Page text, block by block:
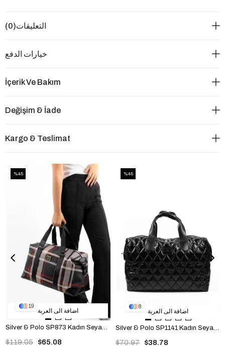
التعليقات(0)
خيارات الدفع
İçerik Ve Bakım
Değişim & İade
Kargo & Teslimat
19
Silver & Polo SP873 Kadın Seyahat Çantası Ekose B.Siyah-Siyah
$65.08
$119.05
اضافة الى العربة
%45
8
Silver & Polo SP1141 Kadın Seyahat Çantası Memory Parlak Siyah-Siyah
$38.78
$70.97
اضافة الى العربة
%45